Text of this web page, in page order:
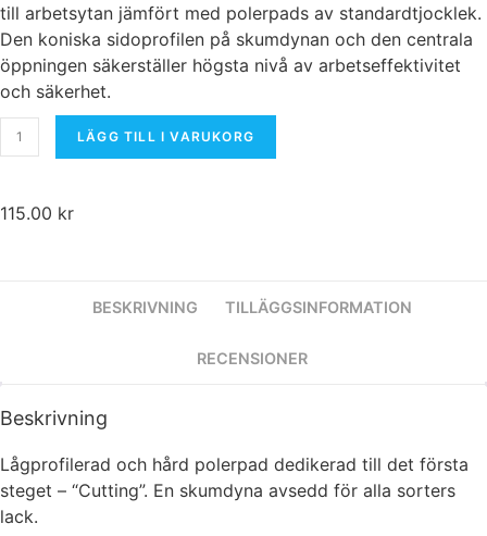
till arbetsytan jämfört med polerpads av standardtjocklek.
Den koniska sidoprofilen på skumdynan och den centrala
öppningen säkerställer högsta nivå av arbetseffektivitet
och säkerhet.
LÄGG TILL I VARUKORG
115.00 kr
BESKRIVNING TILLÄGGSINFORMATION
RECENSIONER
Beskrivning
Lågprofilerad och hård polerpad dedikerad till det första
steget – “Cutting”. En skumdyna avsedd för alla sorters
lack.
Statistik
För att vi ska
förbättra